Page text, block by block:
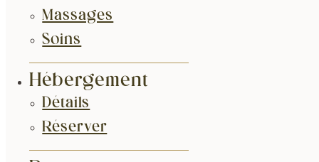
Massages
Soins
Hébergement
Détails
Réserver